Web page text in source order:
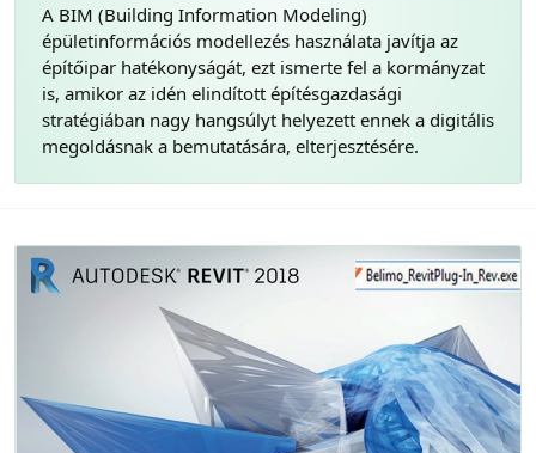
A BIM (Building Information Modeling)
épületinformációs modellezés használata javítja az
építőipar hatékonyságát, ezt ismerte fel a kormányzat
is, amikor az idén elindított építésgazdasági
stratégiában nagy hangsúlyt helyezett ennek a digitális
megoldásnak a bemutatására, elterjesztésére.